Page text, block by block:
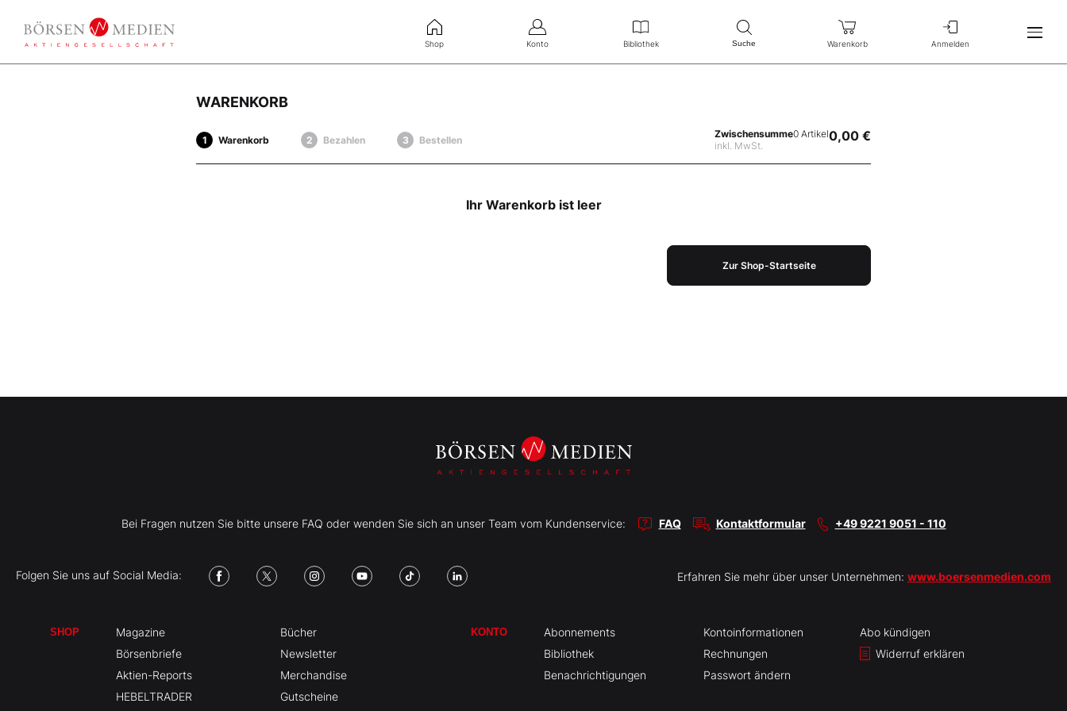
Shop Konto Bibliothek Suche Warenkorb Anmelden
WARENKORB
Warenkorb Bezahlen Bestellen
Zwischensumme
inkl. MwSt.
0 Artikel0,00 €
Ihr Warenkorb ist leer
Zur Shop-Startseite
Bei Fragen nutzen Sie bitte unsere FAQ oder wenden Sie sich an unser Team vom Kundenservice: FAQ Kontaktformular +49 9221 9051 - 110
Folgen Sie uns auf Social Media: Erfahren Sie mehr über unser Unternehmen: www.boersenmedien.com
SHOP
Magazine
Börsenbriefe
Aktien-Reports
HEBELTRADER
Bücher
Newsletter
Merchandise
Gutscheine
KONTO
Abonnements
Bibliothek
Benachrichtigungen
Kontoinformationen
Rechnungen
Passwort ändern
Abo kündigen
Widerruf erklären